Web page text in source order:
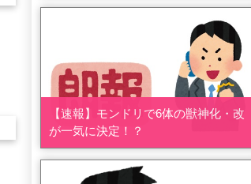
【速報】モンドリで6体の獣神化・改
が一気に決定！？